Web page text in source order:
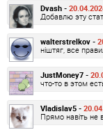
Dvash -
Добавлю эту
walterstrelkov -
ніштяг, все
JustMoney7 -
что-то в этом
Vladislav5 -
Прямо навіть не